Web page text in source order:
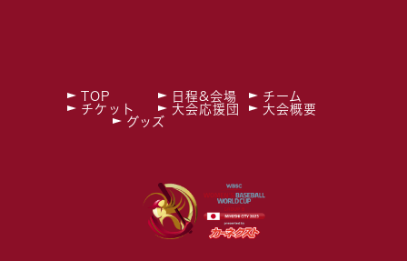
TOP 日程&会場
チーム
チケット
大会応援団
大会概要
グッズ